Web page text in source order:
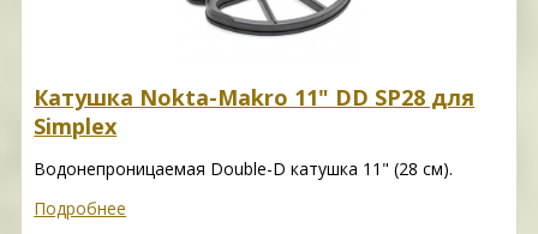
Катушка Nokta-Makro 11" DD SP28 для
Simplex
Водонепроницаемая Double-D катушка 11" (28 см).
Подробнее